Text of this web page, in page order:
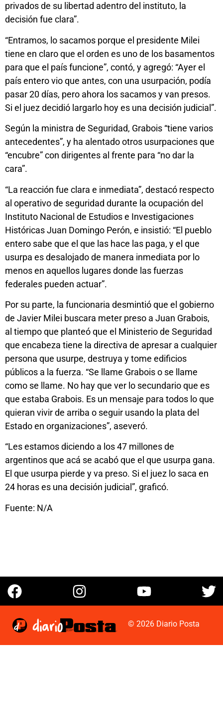
privados de su libertad adentro del instituto, la
decisión fue clara”.
“Entramos, lo sacamos porque el presidente Milei
tiene en claro que el orden es uno de los basamentos
para que el país funcione”, contó, y agregó: “Ayer el
país entero vio que antes, con una usurpación, podía
pasar 20 días, pero ahora los sacamos y van presos.
Si el juez decidió largarlo hoy es una decisión judicial”.
Según la ministra de Seguridad, Grabois “tiene varios
antecedentes”, y ha alentado otros usurpaciones que
“encubre” con dirigentes al frente para “no dar la
cara”.
“La reacción fue clara e inmediata”, destacó respecto
al operativo de seguridad durante la ocupación del
Instituto Nacional de Estudios e Investigaciones
Históricas Juan Domingo Perón, e insistió: “El pueblo
entero sabe que el que las hace las paga, y el que
usurpa es desalojado de manera inmediata por lo
menos en aquellos lugares donde las fuerzas
federales pueden actuar”.
Por su parte, la funcionaria desmintió que el gobierno
de Javier Milei buscara meter preso a Juan Grabois,
al tiempo que planteó que el Ministerio de Seguridad
que encabeza tiene la directiva de apresar a cualquier
persona que usurpe, destruya y tome edificios
públicos a la fuerza. “Se llame Grabois o se llame
como se llame. No hay que ver lo secundario que es
que estaba Grabois. Es un mensaje para todos lo que
quieran vivir de arriba o seguir usando la plata del
Estado en organizaciones”, aseveró.
“Les estamos diciendo a los 47 millones de
argentinos que acá se acabó que el que usurpa gana.
El que usurpa pierde y va preso. Si el juez lo saca en
24 horas es una decisión judicial”, graficó.
Fuente: N/A
© 2026 Diario Posta